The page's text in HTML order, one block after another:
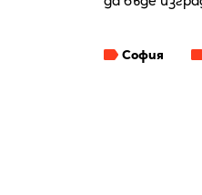
София